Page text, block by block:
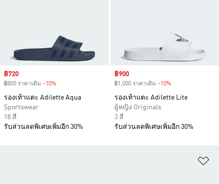
Sale price
฿720
฿800 ราคาเดิม -10%
รองเท้าแตะ Adilette Aqua
Sportswear
18 สี
รับส่วนลดพิเศษเพิ่มอีก 30%
Sale price
฿900
฿1,000 ราคาเดิม -10%
รองเท้าแตะ Adilette Lite
ผู้หญิง Originals
3 สี
รับส่วนลดพิเศษเพิ่มอีก 30%